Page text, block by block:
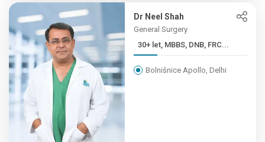
Dr Neel Shah
General Surgery
30+ let, MBBS, DNB, FRC...
Bolnišnice Apollo, Delhi